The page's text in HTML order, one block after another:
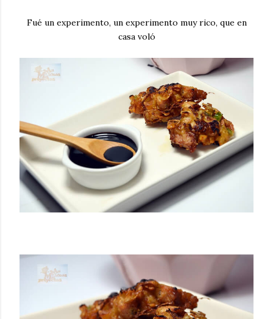
Fué un experimento, un experimento muy rico, que en
casa voló